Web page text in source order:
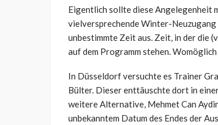
Eigentlich sollte diese Angelegenheit
vielversprechende Winter-
unbestimmte Zeit aus. Zeit, in der die
auf dem Programm stehen.
In Düsseldorf versuchte es Trainer
Bülter. Dieser enttäuschte dort in
weitere Alternative, Mehmet Can
unbekanntem Datum des Endes der